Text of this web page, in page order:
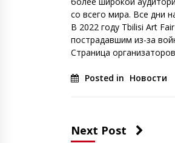
со всего мира. Все дни
В 2022 году Tbilisi Art
пострадавшим из-за
Страница
Posted in Новости
Next Post